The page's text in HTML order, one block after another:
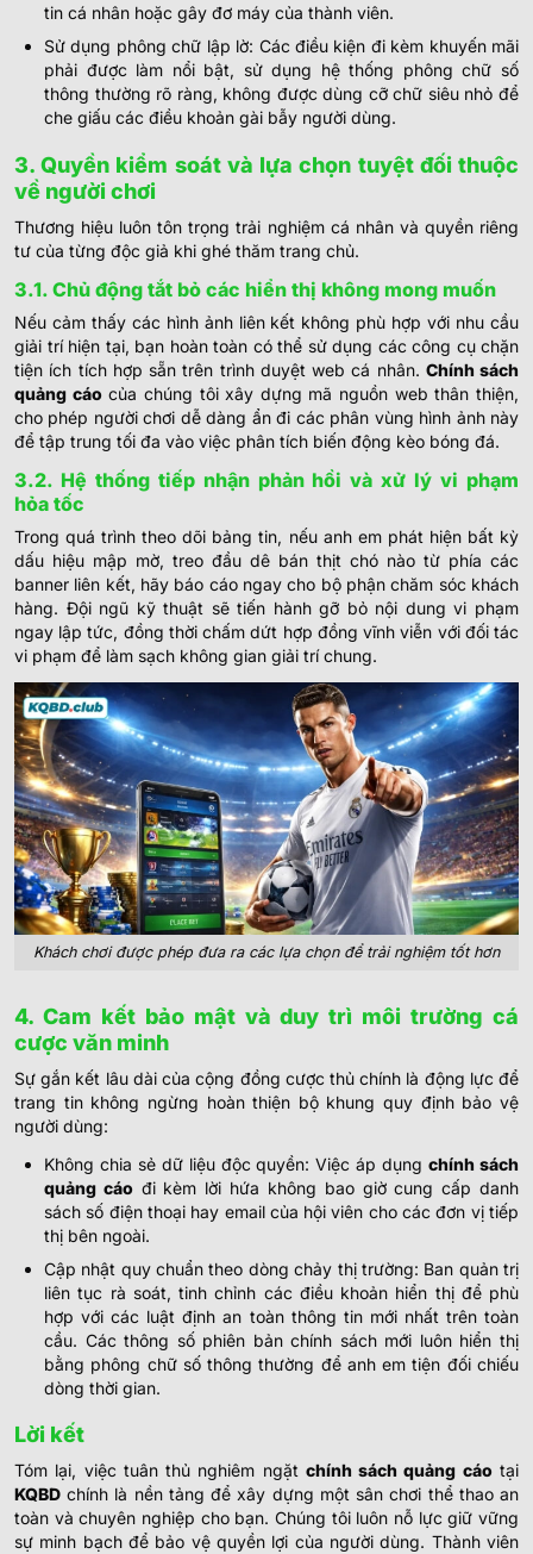
tin cá nhân hoặc gây đơ máy của thành viên.
Sử dụng phông chữ lập lờ: Các điều kiện đi kèm khuyến mãi
phải được làm nổi bật, sử dụng hệ thống phông chữ số
thông thường rõ ràng, không được dùng cỡ chữ siêu nhỏ để
che giấu các điều khoản gài bẫy người dùng.
3. Quyền kiểm soát và lựa chọn tuyệt đối thuộc
về người chơi
Thương hiệu luôn tôn trọng trải nghiệm cá nhân và quyền riêng
tư của từng độc giả khi ghé thăm trang chủ.
3.1. Chủ động tắt bỏ các hiển thị không mong muốn
Nếu cảm thấy các hình ảnh liên kết không phù hợp với nhu cầu
giải trí hiện tại, bạn hoàn toàn có thể sử dụng các công cụ chặn
tiện ích tích hợp sẵn trên trình duyệt web cá nhân. Chính sách
quảng cáocủa chúng tôi xây dựng mã nguồn web thân thiện,
cho phép người chơi dễ dàng ẩn đi các phân vùng hình ảnh này
để tập trung tối đa vào việc phân tích biến động kèo bóng đá.
3.2. Hệ thống tiếp nhận phản hồi và xử lý vi phạm
hỏa tốc
Trong quá trình theo dõi bảng tin, nếu anh em phát hiện bất kỳ
dấu hiệu mập mờ, treo đầu dê bán thịt chó nào từ phía các
banner liên kết, hãy báo cáo ngay cho bộ phận chăm sóc khách
hàng. Đội ngũ kỹ thuật sẽ tiến hành gỡ bỏ nội dung vi phạm
ngay lập tức, đồng thời chấm dứt hợp đồng vĩnh viễn với đối tác
vi phạm để làm sạch không gian giải trí chung.
Khách chơi được phép đưa ra các lựa chọn để trải nghiệm tốt hơn
4. Cam kết bảo mật và duy trì môi trường cá
cược văn minh
Sự gắn kết lâu dài của cộng đồng cược thủ chính là động lực để
trang tin không ngừng hoàn thiện bộ khung quy định bảo vệ
người dùng:
Không chia sẻ dữ liệu độc quyền: Việc áp dụngchính sách
quảng cáođi kèm lời hứa không bao giờ cung cấp danh
sách số điện thoại hay email của hội viên cho các đơn vị tiếp
thị bên ngoài.
Cập nhật quy chuẩn theo dòng chảy thị trường: Ban quản trị
liên tục rà soát, tinh chỉnh các điều khoản hiển thị để phù
hợp với các luật định an toàn thông tin mới nhất trên toàn
cầu. Các thông số phiên bản chính sách mới luôn hiển thị
bằng phông chữ số thông thường để anh em tiện đối chiếu
dòng thời gian.
Lời kết
Tóm lại, việc tuân thủ nghiêm ngặt chính sách quảng cáotại
KQBD chính là nền tảng để xây dựng một sân chơi thể thao an
toàn và chuyên nghiệp cho bạn. Chúng tôi luôn nỗ lực giữ vững
sự minh bạch để bảo vệ quyền lợi của người dùng. Thành viên